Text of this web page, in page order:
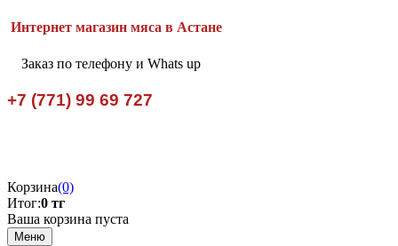
Интернет магазин мяса в Астане
Заказ по телефону и Whats up
+7 (771) 99 69 727
Корзина(0)
Итог:0 тг
Ваша корзина пуста
Меню